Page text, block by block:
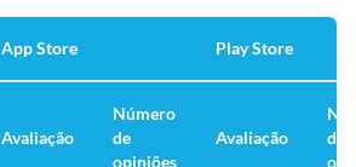
App Store Play Store
Avaliação
Número
de
opiniões
Avaliação
de